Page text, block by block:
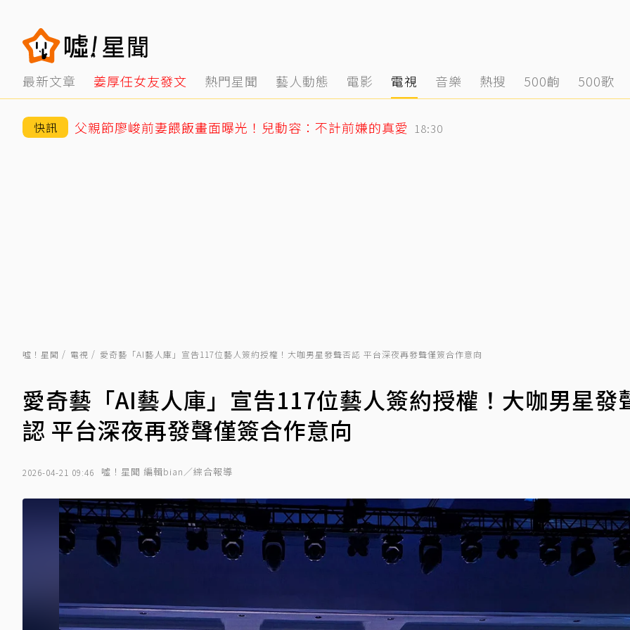
最新文章 姜厚任女友發文 熱門星聞 藝人動態 電影 電視 音樂 熱搜 500齣 500歌
快訊 父親節廖峻前妻餵飯畫面曝光！兒動容：不計前嫌的真愛 18:30
噓！星聞 電視 愛奇藝「AI藝人庫」宣告117位藝人簽約授權！大咖男星發聲否認 平台深夜再發聲僅簽合作意向
愛奇藝「AI藝人庫」宣告117位藝人簽約授權！大咖男星發
認 平台深夜再發聲僅簽合作意向
2026-04-21 09:46 噓！星聞 編輯bian／綜合報導